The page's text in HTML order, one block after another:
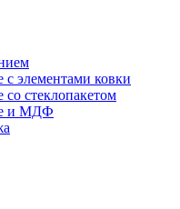
элементами ковки
стеклопакетом
и МДФ